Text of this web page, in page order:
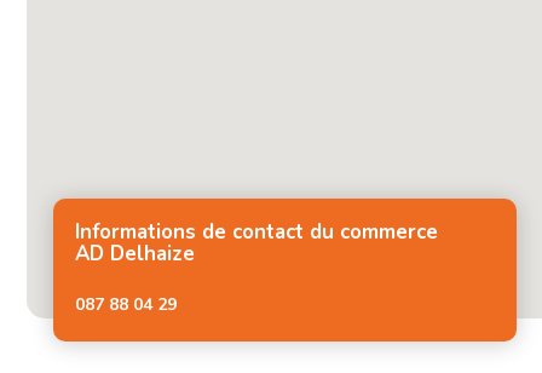
Informations de contact du commerce
AD Delhaize
087 88 04 29